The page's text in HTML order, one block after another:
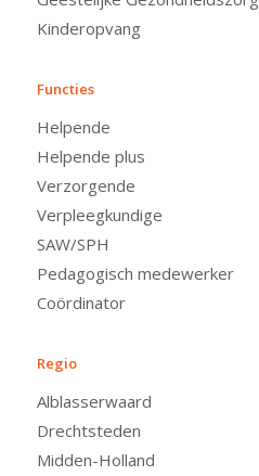
Kinderopvang
Functies
Helpende
Helpende plus
Verzorgende
Verpleegkundige
SAW/SPH
Pedagogisch medewerker
Coördinator
Regio
Alblasserwaard
Drechtsteden
Midden-Holland